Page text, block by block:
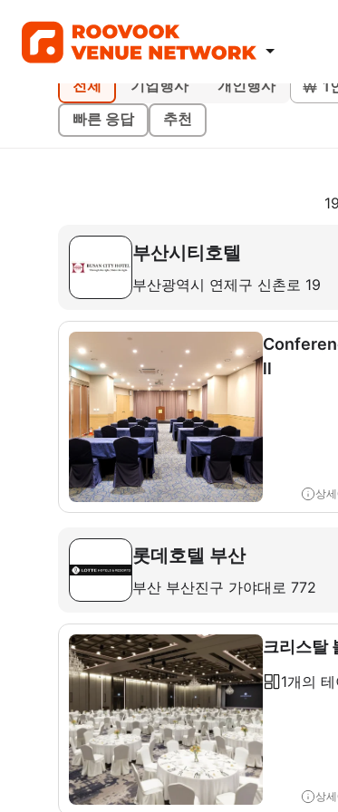
전체 기업행사 개인행사 1
빠른 응답 추천
부산시티호텔
부산광역시 연제구 신촌로 19
ll
상
롯데호텔 부산
부산 부산진구 가야대로 772
크리스탈
1개의
상